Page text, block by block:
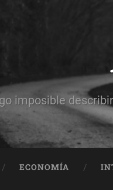
imposible
ECONOMÍA